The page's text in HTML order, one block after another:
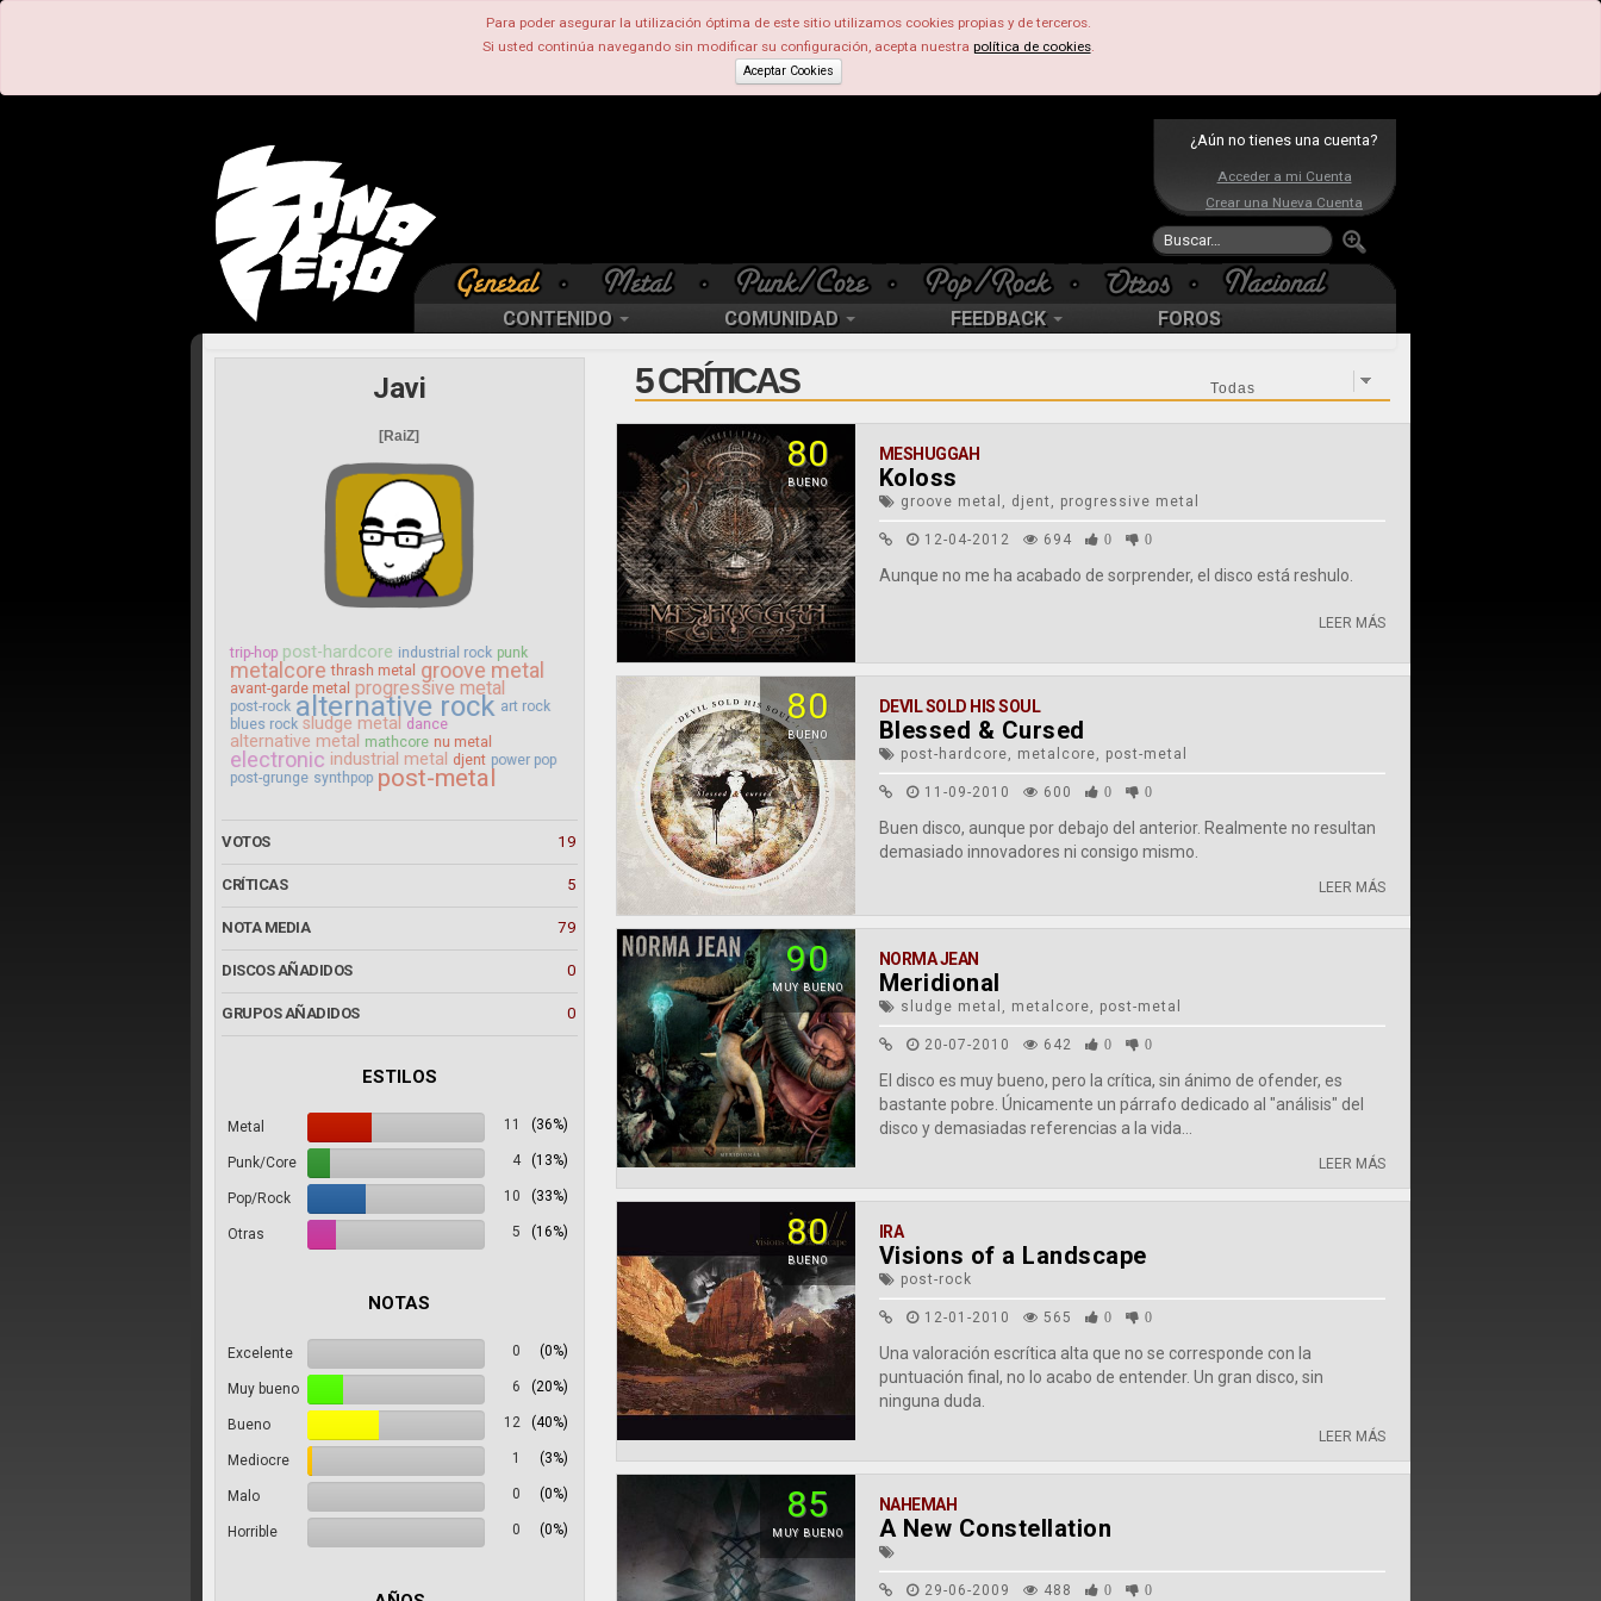
Para poder asegurar la utilización óptima de este sitio utilizamos cookies propias y de terceros.
Si usted continúa navegando sin modificar su configuración, acepta nuestra política de cookies.
Aceptar Cookies
¿Aún no tienes una cuenta?
Acceder a mi Cuenta
Crear una Nueva Cuenta
CONTENIDO COMUNIDAD FEEDBACK FOROS
Javi
[RaiZ]
trip-hop post-hardcore industrial rock punk
metalcore thrash metal groove metal
avant-garde metal progressive metal
post-rock alternative rock art rock
blues rock sludge metal dance
alternative metal mathcore nu metal
electronic industrial metal djent power pop
post-grunge synthpop post-metal
VOTOS 19
CRÍTICAS 5
NOTA MEDIA 79
DISCOS AÑADIDOS 0
GRUPOS AÑADIDOS 0
ESTILOS
Metal 11 (36%)
Punk/Core 4 (13%)
Pop/Rock 10 (33%)
Otras 5 (16%)
NOTAS
Excelente 0 (0%)
Muy bueno 6 (20%)
Bueno 12 (40%)
Mediocre 1 (3%)
Malo 0 (0%)
Horrible 0 (0%)
5 CRÍTICAS
80
BUENO
MESHUGGAH
Koloss
groove metal, djent, progressive metal
12-04-2012 694 0 0
Aunque no me ha acabado de sorprender, el disco está reshulo.
LEER MÁS
80
BUENO
DEVIL SOLD HIS SOUL
Blessed & Cursed
post-hardcore, metalcore, post-metal
11-09-2010 600 0 0
Buen disco, aunque por debajo del anterior. Realmente no resultan
demasiado innovadores ni consigo mismo.
LEER MÁS
90
MUY BUENO
NORMA JEAN
Meridional
sludge metal, metalcore, post-metal
20-07-2010 642 0 0
El disco es muy bueno, pero la crítica, sin ánimo de ofender, es
bastante pobre. Únicamente un párrafo dedicado al "análisis" del
disco y demasiadas referencias a la vida...
LEER MÁS
80
BUENO
IRA
Visions of a Landscape
post-rock
12-01-2010 565 0 0
Una valoración escrítica alta que no se corresponde con la
puntuación final, no lo acabo de entender. Un gran disco, sin
ninguna duda.
LEER MÁS
85
MUY BUENO
NAHEMAH
A New Constellation
29-06-2009 488 0 0